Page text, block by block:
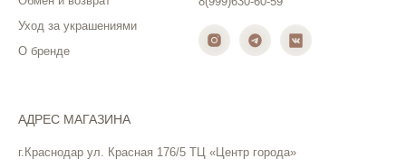
Уход за украшениями
О бренде
АДРЕС МАГАЗИНА
г.Краснодар ул. Красная 176/5 ТЦ «Центр города»